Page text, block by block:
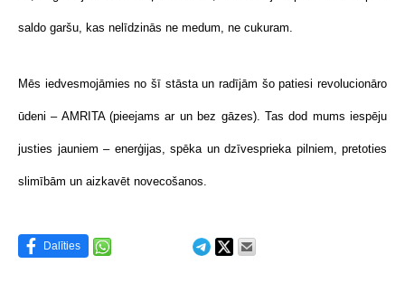
saldo garšu, kas nelīdzinās ne medum, ne cukuram.
Mēs iedvesmojāmies no šī stāsta un radījām šo patiesi revolucionāro
ūdeni – AMRITA (pieejams ar un bez gāzes). Tas dod mums iespēju
justies jauniem – enerģijas, spēka un dzīvesprieka pilniem, pretoties
slimībām un aizkavēt novecošanos.
Dalīties